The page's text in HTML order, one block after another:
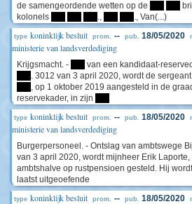
de samengeordende wetten op de
kolonels
., ., Van(...)
type koninklijk besluit prom. -- pub. 18/05/2020
ministerie van landsverdediging
Krijgsmacht. -
van een kandidaat-
. 3012 van 3 april 2020, wordt de
, op 1 oktober 2019 aangesteld in de
reservekader, in zijn
type koninklijk besluit prom. -- pub. 18/05/2020
ministerie van landsverdediging
Burgerpersoneel. - Ontslag van ambtswege
van 3 april 2020, wordt mijnheer Erik
ambtshalve op rustpensioen gesteld. Hij
laatst uitgeoefende
type koninklijk besluit prom. -- pub. 18/05/2020